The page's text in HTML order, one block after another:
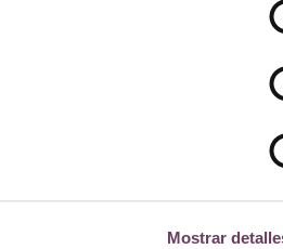
Mostrar